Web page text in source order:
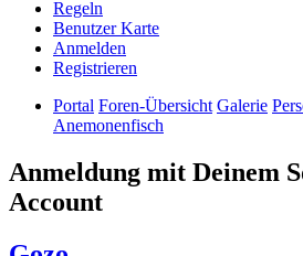
Regeln
Benutzer Karte
Anmelden
Registrieren
Portal Foren-Übersicht Galerie
Anemonenfisch
Anmeldung mit Deinem
Account